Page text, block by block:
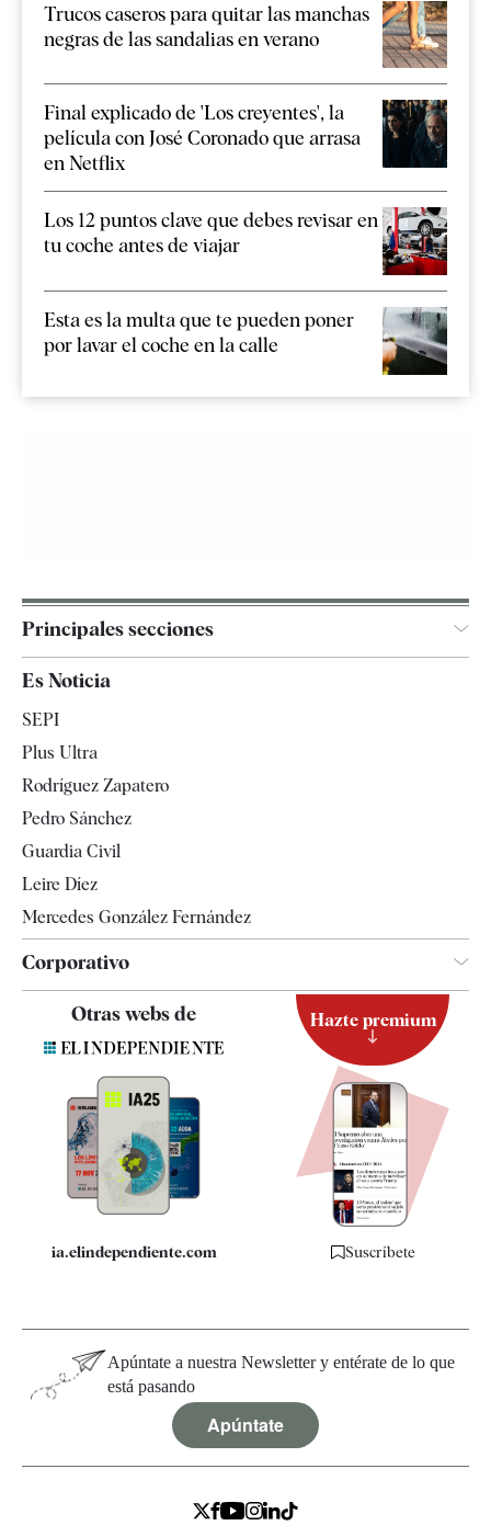
Trucos caseros para quitar las manchas
negras de las sandalias en verano
Final explicado de 'Los creyentes', la
película con José Coronado que arrasa
en Netflix
Los 12 puntos clave que debes revisar en
tu coche antes de viajar
Esta es la multa que te pueden poner
por lavar el coche en la calle
Principales secciones
Televisión
Es Noticia
SEPI
Plus Ultra
Rodríguez Zapatero
Pedro Sánchez
Guardia Civil
Leire Díez
Mercedes González Fernández
Corporativo
Quiénes somos
Especificaciones
Otras webs de
ia.elindependiente.com
Hazte premium
Suscríbete
Apúntate a nuestra Newsletter y entérate de lo que
está pasando
Apúntate